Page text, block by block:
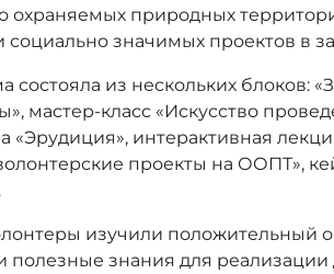
охраняемых природных
значимых проектов в
из нескольких блоков:
мастер-класс «Искусство
«Эрудиция», интерактивная
проекты на ООПТ»,
изучили положительный
полезные знания для реализации